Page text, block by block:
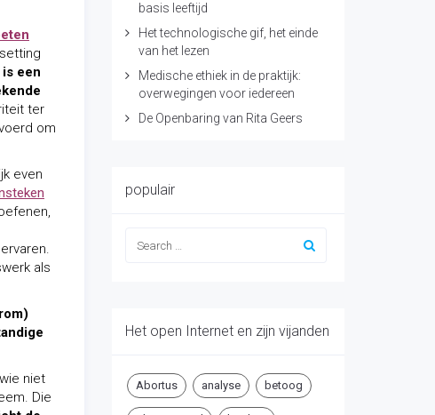
is een
ter
om
even
als
niet
Die
basis leeftijd
Het technologische gif, het einde
van het lezen
Medische ethiek in de praktijk:
overwegingen voor iedereen
De Openbaring van Rita Geers
populair
Het open Internet en zijn vijanden
Abortus analyse betoog